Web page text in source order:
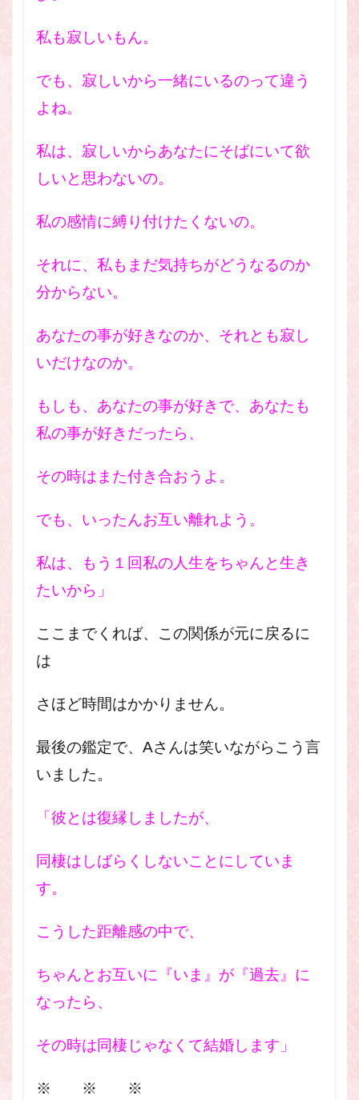
私も寂しいもん。
でも、寂しいから一緒にいるのって違う
よね。
私は、寂しいからあなたにそばにいて欲
しいと思わないの。
私の感情に縛り付けたくないの。
それに、私もまだ気持ちがどうなるのか
分からない。
あなたの事が好きなのか、それとも寂し
いだけなのか。
もしも、あなたの事が好きで、あなたも
私の事が好きだったら、
その時はまた付き合おうよ。
でも、いったんお互い離れよう。
私は、もう１回私の人生をちゃんと生き
たいから」
ここまでくれば、この関係が元に戻るに
は
さほど時間はかかりません。
最後の鑑定で、Aさんは笑いながらこう言
いました。
「彼とは復縁しましたが、
同棲はしばらくしないことにしていま
す。
こうした距離感の中で、
ちゃんとお互いに『いま』が『過去』に
なったら、
その時は同棲じゃなくて結婚します」
※ ※ ※